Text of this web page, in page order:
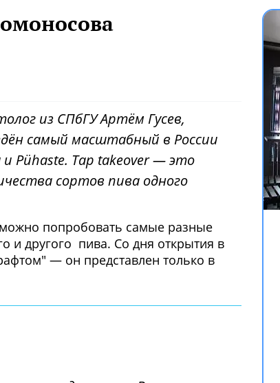
из СПбГУ Артём Гусев,
самый масштабный в России
Pühaste. Tap takeover — это
сортов пива одного
попробовать самые разные
и другого пива. Со дня открытия в
— он представлен только в